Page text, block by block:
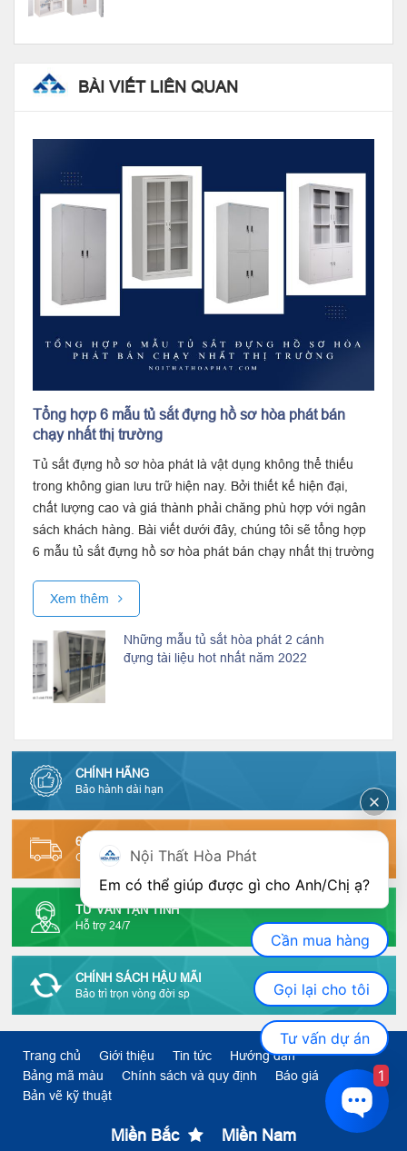
BÀI VIẾT LIÊN QUAN
Tổng hợp 6 mẫu tủ sắt đựng hồ sơ hòa phát bán
chạy nhất thị trường
Tủ sắt đựng hồ sơ hòa phát là vật dụng không thể thiếu
trong không gian lưu trữ hiện nay. Bởi thiết kế hiện đại,
chất lượng cao và giá thành phải chăng phù hợp với ngân
sách khách hàng. Bài viết dưới đây, chúng tôi sẽ tổng hợp
6 mẫu tủ sắt đựng hồ sơ hòa phát bán chạy nhất thị trường
Xem thêm
Những mẫu tủ sắt hòa phát 2 cánh
đựng tài liệu hot nhất năm 2022
CHÍNH HÃNG
Bảo hành dài hạn
63 TỈNH THÀNH
Giao hàng tận nơi
TƯ VẤN TẬN TÌNH
Hỗ trợ 24/7
CHÍNH SÁCH HẬU MÃI
Bảo trì trọn vòng đời sp
Trang chủ Giới thiệu Tin tức
Hướng dẫn
Bảng mã màu
Chính sách và quy định
Báo giá
Bản vẽ kỹ thuật
Miền Bắc Miền Nam
Nội Thất Hòa Phát
Cần mua hàng
Gọi lại cho tôi
Tư vấn dự án
1